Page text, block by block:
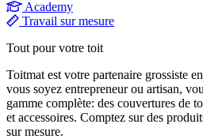
Academy
Travail sur mesure
Tout pour votre toit
Toitmat est votre partenaire grossiste
vous soyez entrepreneur ou artisan,
gamme complète: des couvertures de
et accessoires. Comptez sur des
sur mesure.